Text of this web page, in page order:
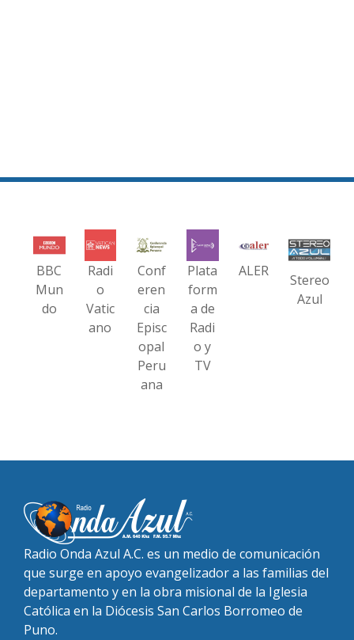
BBC
Mun
do
Radi
o
Vatic
ano
Conf
eren
cia
Episc
opal
Peru
ana
Plata
form
a de
Radi
o y
TV
ALER
Stereo
Azul
Radio Onda Azul A.C. es un medio de comunicación
que surge en apoyo evangelizador a las familias del
departamento y en la obra misional de la Iglesia
Católica en la Diócesis San Carlos Borromeo de
Puno.